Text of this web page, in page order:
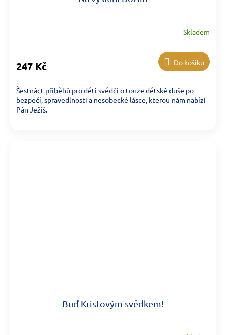
Skladem
247 Kč Do košíku
Šestnáct příběhů pro děti svědčí o touze dětské duše po
bezpečí, spravedlnosti a nesobecké lásce, kterou nám nabízí
Pán Ježíš.
Buď Kristovým svědkem!